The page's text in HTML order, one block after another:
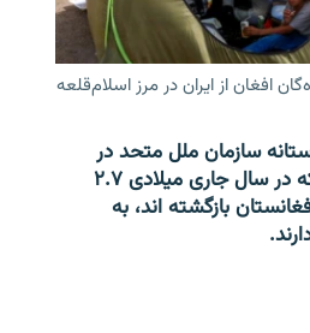
افغان از ایران در مرز اسلام‌قلعه
سازمان ملل متحد در
افغانستان (اوچا) می‌گوید که در سال جاری میلادی ۲.۷
بازگشته اند، به